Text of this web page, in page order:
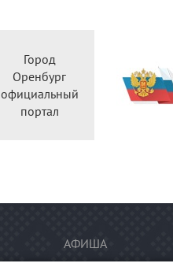
Город
Оренбург
официальный
портал
АФИША